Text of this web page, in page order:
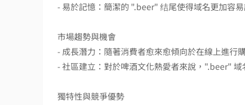
- 易於記憶：簡潔的 ".beer" 结尾使得域名更加容
市場趨勢與機會
- 成長潛力：隨著消費者愈來愈傾向於在線上進行
- 社區建立：對於啤酒文化熱愛者來說，".beer"
獨特性與競爭優勢